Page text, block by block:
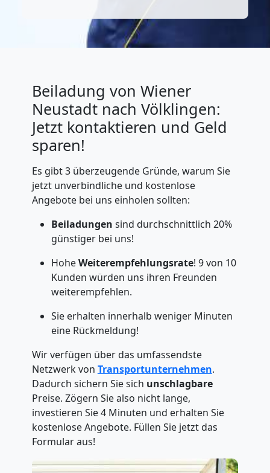
Beiladung von Wiener
Neustadt nach Völklingen:
Jetzt kontaktieren und Geld
sparen!
Es gibt 3 überzeugende Gründe, warum Sie
jetzt unverbindliche und kostenlose
Angebote bei uns einholen sollten:
Beiladungen sind durchschnittlich 20%
günstiger bei uns!
HoheWeiterempfehlungsrate! 9 von 10
Kunden würden uns ihren Freunden
weiterempfehlen.
Sie erhalten innerhalb weniger Minuten
eine Rückmeldung!
Wir verfügen über das umfassendste
Netzwerk von Transportunternehmen.
Dadurch sichern Sie sich unschlagbare
Preise. Zögern Sie also nicht lange,
investieren Sie 4 Minuten und erhalten Sie
kostenlose Angebote. Füllen Sie jetzt das
Formular aus!